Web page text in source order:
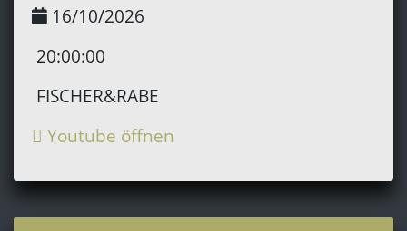
16/10/2026
20:00:00
FISCHER&RABE
Youtube öffnen